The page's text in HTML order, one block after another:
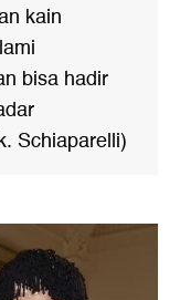
kain
bisa hadir
Schiaparelli)